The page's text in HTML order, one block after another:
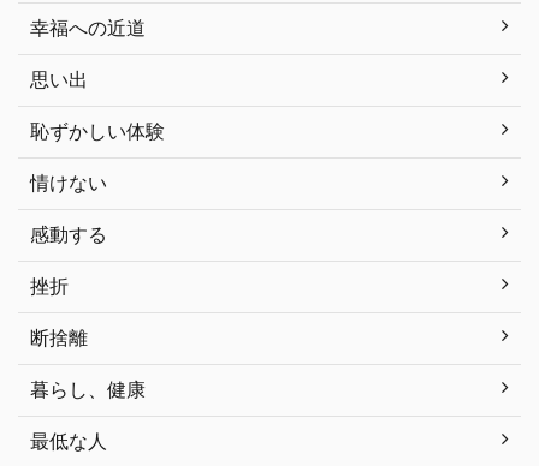
幸福への近道
思い出
恥ずかしい体験
情けない
感動する
挫折
断捨離
暮らし、健康
最低な人